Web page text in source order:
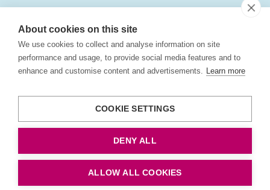
About cookies on this site
We use cookies to collect and analyse information on site
performance and usage, to provide social media features and to
enhance and customise content and advertisements. Learn more
COOKIE SETTINGS
DENY ALL
ALLOW ALL COOKIES
Rosenlundsgatan 54
118 63 Stockholm
+46 (0)10-414 42 00